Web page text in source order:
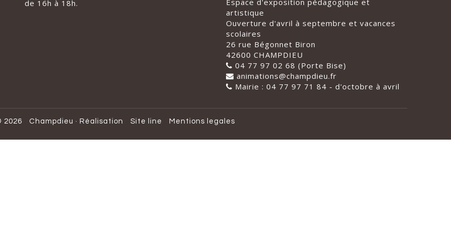
de 16h à 18h.
Espace d'exposition pédagogique et
artistique
Ouverture d'avril à septembre et vacances
scolaires
26 rue Bégonnet Biron
42600 CHAMPDIEU
04 77 97 02 68 (Porte Bise)
animations@champdieu.fr
Mairie : 04 77 97 71 84 - d'octobre à avril
2026 Champdieu · Réalisation Site line Mentions legales